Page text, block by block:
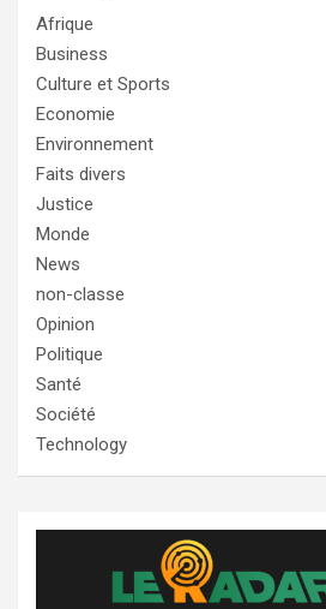
Afrique
Business
Culture et Sports
Economie
Environnement
Faits divers
Justice
Monde
News
non-classe
Opinion
Politique
Santé
Société
Technology